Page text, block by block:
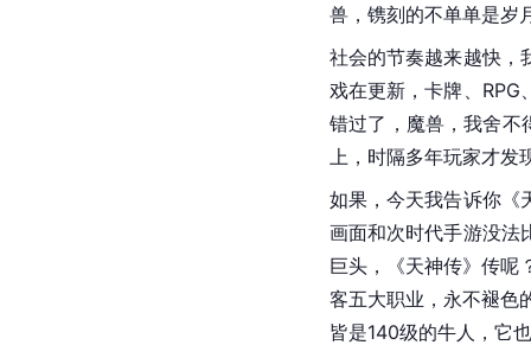
兽，镌刻的不单单是岁
社会的节奏越来越快，
戏在更新，卡牌、
错过了，魔兽，我舍不
上，时隔多年玩家才发
如果，今天我告诉你《
画面和次时代手游没法
巨头，《天神传》传呢
客五大职业，永不褪色
皆是140级的牛人，它